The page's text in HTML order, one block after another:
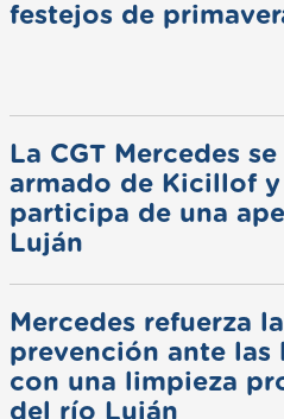
festejos de
La CGT Mercedes se
armado de Kicillof y
participa de una
Luján
Mercedes refuerza la
prevención ante las
con una limpieza
del río Luján